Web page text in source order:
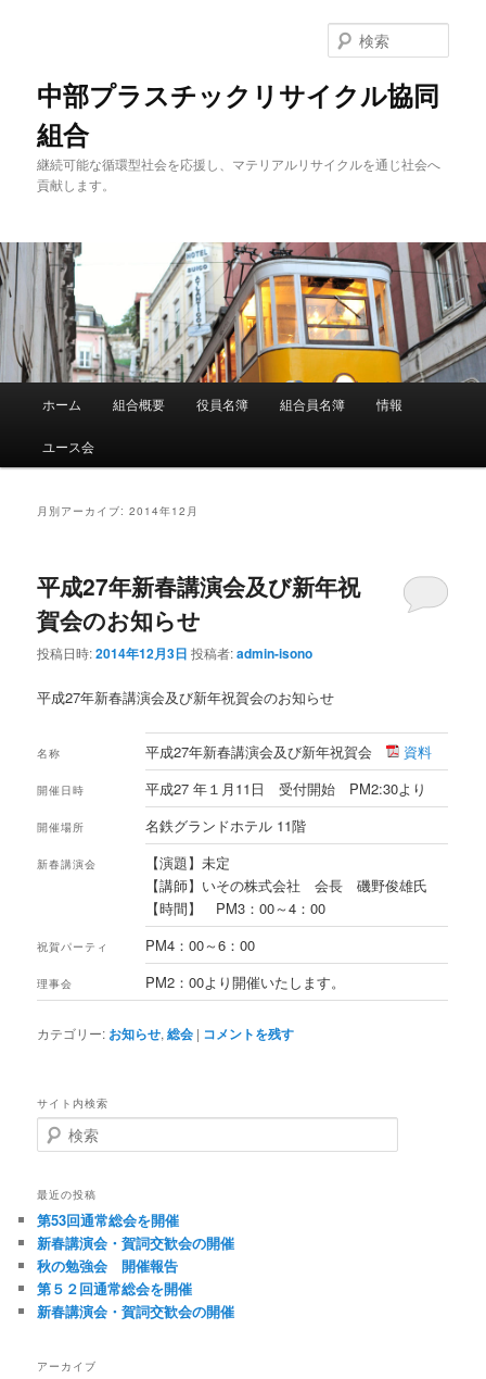
動
中部プラスチックリサイクル協同
組合
継続可能な循環型社会を応援し、マテリアルリサイクルを通じ社会へ
貢献します。
索
メ
ホーム 組合概要 役員名簿 組合員名簿 情報
ユース会
月別アーカイブ:2014年12月
平成27年新春講演会及び新年祝
賀会のお知らせ
投稿日時:2014年12月3日 投稿者:admin-isono
平成27年新春講演会及び新年祝賀会のお知らせ
名称 平成27年新春講演会及び新年祝賀会 資料
開催日時 平成27 年１月11日 受付開始 PM2:30より
開催場所 名鉄グランドホテル 11階
新春講演会
【演題】未定
【講師】いその株式会社 会長 磯野俊雄氏
【時間】 PM3：00～4：00
祝賀パーティ PM4：00～6：00
理事会 PM2：00より開催いたします。
カテゴリー: お知らせ,総会 | コメントを残す
サイト内検索
検
索
最近の投稿
第53回通常総会を開催
新春講演会・賀詞交歓会の開催
秋の勉強会 開催報告
第５２回通常総会を開催
新春講演会・賀詞交歓会の開催
アーカイブ